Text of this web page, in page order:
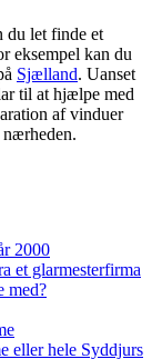
du let finde et
eksempel kan du
Sjælland. Uanset
til at hjælpe med
af vinduer
nærheden.
2000
et glarmesterfirma
med?
eller hele Syddjurs